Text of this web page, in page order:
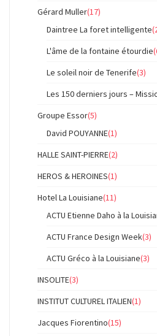
Gérard Muller(17)
Daintree La foret intelligente
L'âme de la fontaine étourdie
Le soleil noir de Tenerife(3)
Les 150 derniers jours –
Groupe Essor(5)
David POUYANNE(1)
HALLE SAINT-PIERRE(2)
HEROS & HEROINES(1)
Hotel La Louisiane(11)
ACTU Etienne Daho à la
ACTU France Design Week(3)
ACTU Gréco à la Louisiane(3)
INSOLITE(3)
INSTITUT CULTUREL ITALIEN(1)
Jacques Fiorentino(15)